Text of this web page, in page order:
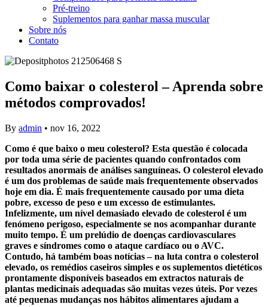
Pré-treino
Suplementos para ganhar massa muscular
Sobre nós
Contato
Como baixar o colesterol – Aprenda sobre
métodos comprovados!
By admin • nov 16, 2022
Como é que baixo o meu colesterol? Esta questão é colocada
por toda uma série de pacientes quando confrontados com
resultados anormais de análises sanguíneas. O colesterol elevado
é um dos problemas de saúde mais frequentemente observados
hoje em dia. É mais frequentemente causado por uma dieta
pobre, excesso de peso e um excesso de estimulantes.
Infelizmente, um nível demasiado elevado de colesterol é um
fenómeno perigoso, especialmente se nos acompanhar durante
muito tempo. É um prelúdio de doenças cardiovasculares
graves e síndromes como o ataque cardíaco ou o AVC.
Contudo, há também boas notícias – na luta contra o colesterol
elevado, os remédios caseiros simples e os suplementos dietéticos
prontamente disponíveis baseados em extractos naturais de
plantas medicinais adequadas são muitas vezes úteis. Por vezes
até pequenas mudanças nos hábitos alimentares ajudam a